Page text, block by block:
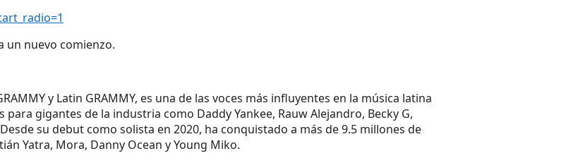
un nuevo comienzo.
y Latin GRAMMY, es una de las voces más influyentes en la música latina
gigantes de la industria como Daddy Yankee, Rauw Alejandro, Becky G,
su debut como solista en 2020, ha conquistado a más de 9.5 millones de
Yatra, Mora, Danny Ocean y Young Miko.